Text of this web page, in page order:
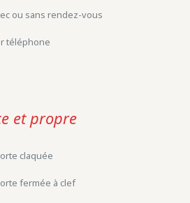
ou sans rendez-vous
téléphone
et propre
claquée
fermée à clef